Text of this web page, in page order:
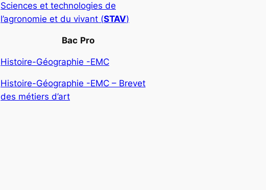
Sciences et technologies de
l’agronomie et du vivant (STAV)
Bac Pro
Histoire-Géographie -EMC
Histoire-Géographie -EMC – Brevet
des métiers d’art